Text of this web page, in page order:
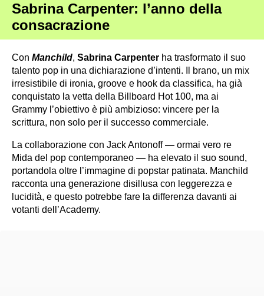
Sabrina Carpenter: l’anno della
consacrazione
Con Manchild, Sabrina Carpenter ha trasformato il suo
talento pop in una dichiarazione d’intenti. Il brano, un mix
irresistibile di ironia, groove e hook da classifica, ha già
conquistato la vetta della Billboard Hot 100, ma ai
Grammy l’obiettivo è più ambizioso: vincere per la
scrittura, non solo per il successo commerciale.
La collaborazione con Jack Antonoff — ormai vero re
Mida del pop contemporaneo — ha elevato il suo sound,
portandola oltre l’immagine di popstar patinata. Manchild
racconta una generazione disillusa con leggerezza e
lucidità, e questo potrebbe fare la differenza davanti ai
votanti dell’Academy.